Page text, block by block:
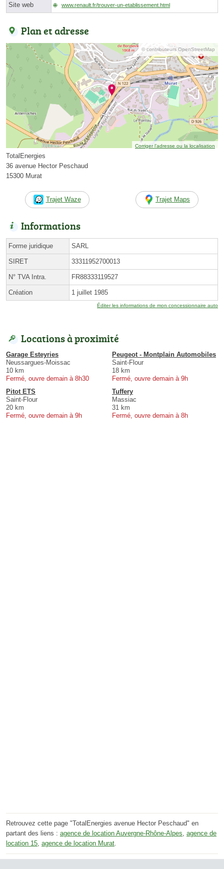
Site web www.renault.fr/trouver-un-etablissement.html
Plan et adresse
© contributeurs OpenStreetMap
Corriger l’adresse ou la localisation
TotalEnergies
36 avenue Hector Peschaud
15300 Murat
Trajet Waze Trajet Maps
Informations
Forme juridique SARL
SIRET 33311952700013
N° TVA Intra. FR88333119527
Création 1 juillet 1985
Éditer les informations de mon concessionnaire auto
Locations à proximité
Garage Esteyries
Neussargues-Moissac
10 km
Fermé, ouvre demain à 8h30
Peugeot - Montplain Automobiles
Saint-Flour
18 km
Fermé, ouvre demain à 9h
Pitot ETS
Saint-Flour
20 km
Fermé, ouvre demain à 9h
Tuffery
Massiac
31 km
Fermé, ouvre demain à 8h
Retrouvez cette page "TotalEnergies avenue Hector Peschaud" en
partant des liens : agence de location Auvergne-Rhône-Alpes, agence de
location 15, agence de location Murat.